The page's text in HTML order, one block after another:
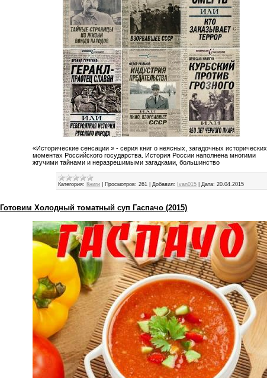
«Исторические сенсации » - серия книг о неясных, загадочных исторических
моментах Российского государства. История России наполнена многими
жгучими тайнами и неразрешимыми загадками, большинство
Категория: Книги Просмотров: 261 |Добавил: Ivan015 |Дата: 20.04.2015
Готовим Холодный томатный суп Гаспачо (2015)